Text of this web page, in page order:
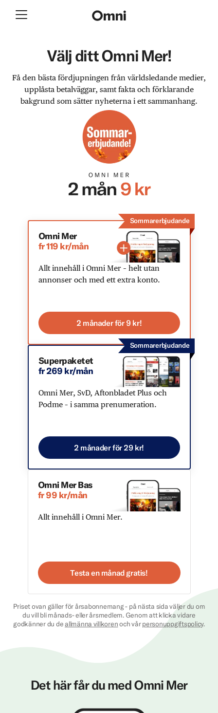
Välj ditt Omni Mer!
Få den bästa fördjupningen från världsledande medier,
upplåsta betalväggar, samt fakta och förklarande
bakgrund som sätter nyheterna i ett sammanhang.
Sommarerbjudande
Omni Mer
fr 119 kr/mån
Allt innehåll i Omni Mer – helt utan
annonser och med ett extra konto.
2 månader för 9 kr!
Sommarerbjudande
Superpaketet
fr 269 kr/mån
Omni Mer, SvD, Aftonbladet Plus och
Podme – i samma prenumeration.
2 månader för 29 kr!
Omni Mer Bas
fr 99 kr/mån
Allt innehåll i Omni Mer.
Testa en månad gratis!
Priset ovan gäller för årsabonnemang - på nästa sida väljer du om
du vill bli månads- eller årsmedlem. Genom att klicka vidare
godkänner du deallmänna villkorenoch vårpersonuppgiftspolicy.
Det här får du med Omni Mer